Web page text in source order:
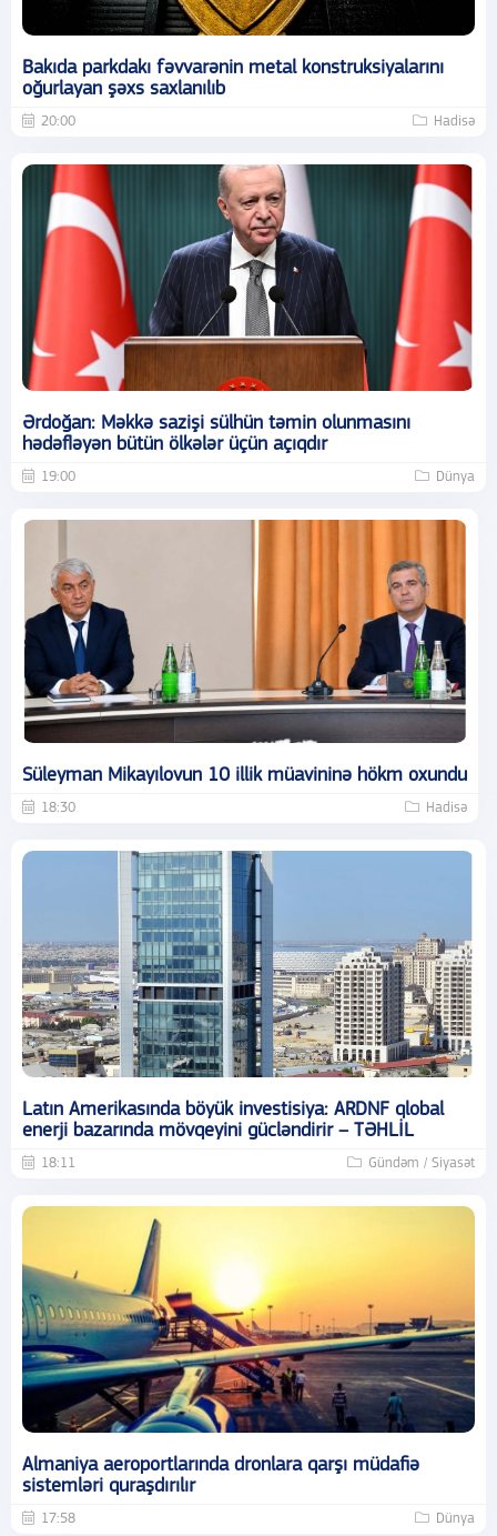
Bakıda parkdakı fəvvarənin metal konstruksiyalarını
oğurlayan şəxs saxlanılıb
20:00 Hadisə
Ərdoğan: Məkkə sazişi sülhün təmin olunmasını
hədəfləyən bütün ölkələr üçün açıqdır
19:00 Dünya
Süleyman Mikayılovun 10 illik müavininə hökm oxundu
18:30 Hadisə
Latın Amerikasında böyük investisiya: ARDNF qlobal
enerji bazarında mövqeyini gücləndirir – TƏHLİL
18:11 Gündəm / Siyasət
Almaniya aeroportlarında dronlara qarşı müdafiə
sistemləri quraşdırılır
17:58 Dünya